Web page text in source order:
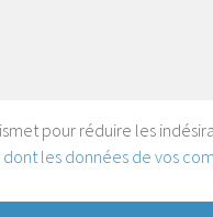
pour réduire les
dont les données de vos